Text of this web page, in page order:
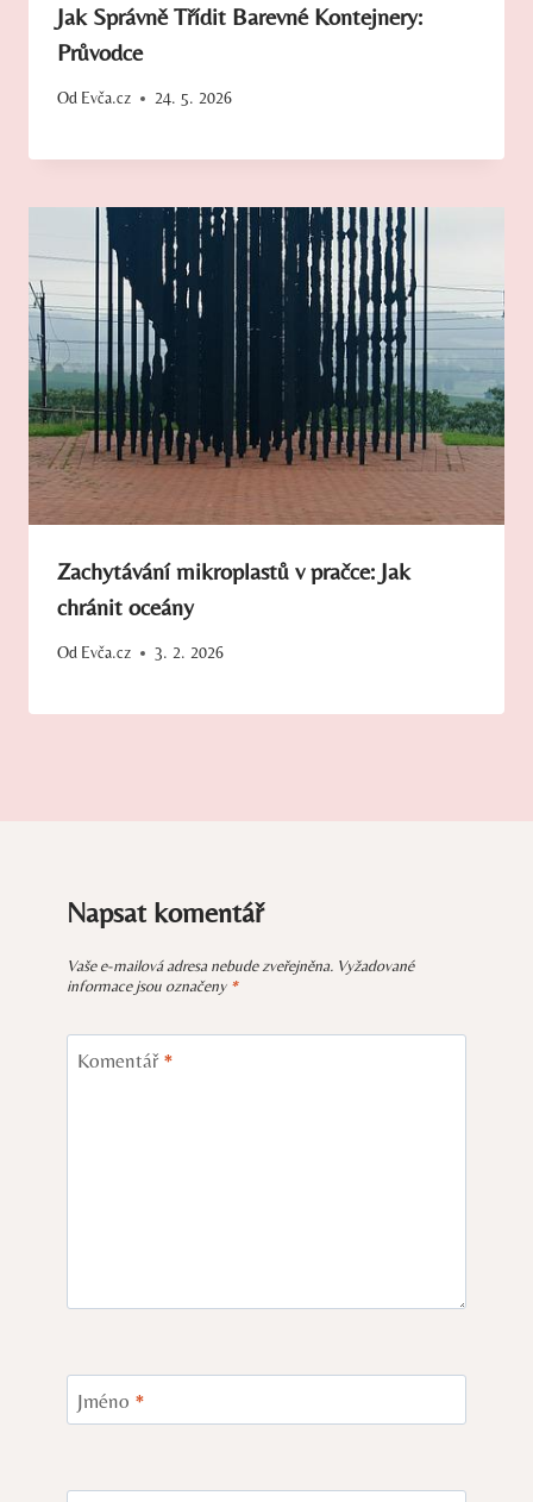
Jak Správně Třídit Barevné Kontejnery:
Průvodce
Od Evča.cz 24. 5. 2026
Zachytávání mikroplastů v pračce: Jak
chránit oceány
Od Evča.cz 3. 2. 2026
Napsat komentář
Vaše e-mailová adresa nebude zveřejněna. Vyžadované
informace jsou označeny *
Komentář *
Jméno *